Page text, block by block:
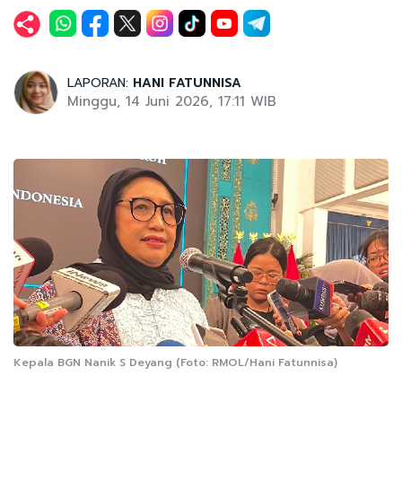
LAPORAN: HANI FATUNNISA
Minggu, 14 Juni 2026, 17:11 WIB
Kepala BGN Nanik S Deyang (Foto: RMOL/Hani Fatunnisa)